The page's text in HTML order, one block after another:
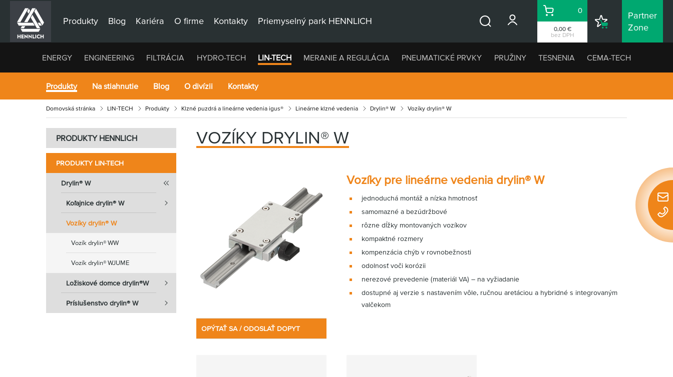
Produkty Blog Kariéra O firme Kontakty Priemyselný park HENNLICH
0,00 €
bez DPH
Košík
0
Nákupný
Partner
Zone
ENERGY ENGINEERING FILTRÁCIA HYDRO-TECH LIN-TECH MERANIE A REGULÁCIA PNEUMATICKÉ PRVKY PRUŽINY TESNENIA CEMA-TECH
Produkty Na stiahnutie Blog O divízii Kontakty
Domovská stránka LIN-TECH Produkty Klzné puzdrá a lineárne vedenia igus® Lineárne klzné vedenia Drylin® W Vozíky drylin® W
PRODUKTY HENNLICH
PRODUKTY LIN-TECH
Drylin® W
Koľajnice drylin® W
Vozíky drylin® W
Vozík drylin® WW
Vozík drylin® WJUME
Ložiskové domce drylin®W
Príslušenstvo drylin® W
VOZÍKY DRYLIN® W
OPÝTAŤ SA / ODOSLAŤ DOPYT
Vozíky pre lineárne vedenia drylin® W
jednoduchá montáž a nízka hmotnosť
samomazné a bezúdržbové
rôzne dĺžky montovaných vozíkov
kompaktné rozmery
kompenzácia chýb v rovnobežnosti
odolnosť voči korózii
nerezové prevedenie (materiál VA) – na vyžiadanie
dostupné aj verzie s nastavením vôle, ručnou aretáciou a hybridné s integrovaným
valčekom